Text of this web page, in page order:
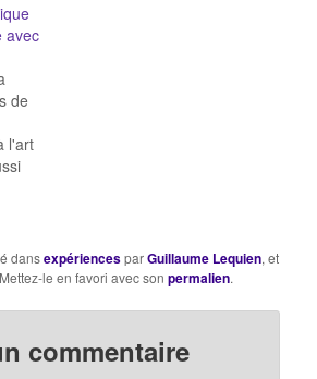
de
avec
de
l'art
dansexpériencesparGuillaume Lequien, et
le en favori avec sonpermalien.
commentaire